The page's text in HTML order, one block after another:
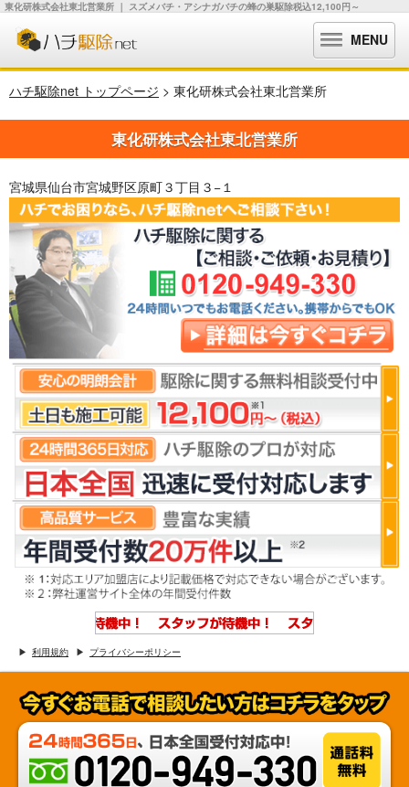
東化研株式会社東北営業所 ｜ スズメバチ・アシナガバチの蜂の巣駆除税込12,100円～
MENU
ハチ駆除net トップページ > 東化研株式会社東北営業所
東化研株式会社東北営業所
宮城県仙台市宮城野区原町３丁目３−１
利用規約 プライバシーポリシー